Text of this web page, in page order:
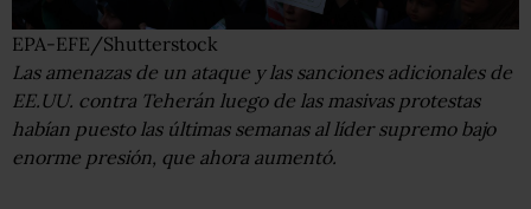
EPA-EFE/Shutterstock
Las amenazas de un ataque y las sanciones adicionales de
EE.UU. contra Teherán luego de las masivas protestas
habían puesto las últimas semanas al líder supremo bajo
enorme presión, que ahora aumentó.